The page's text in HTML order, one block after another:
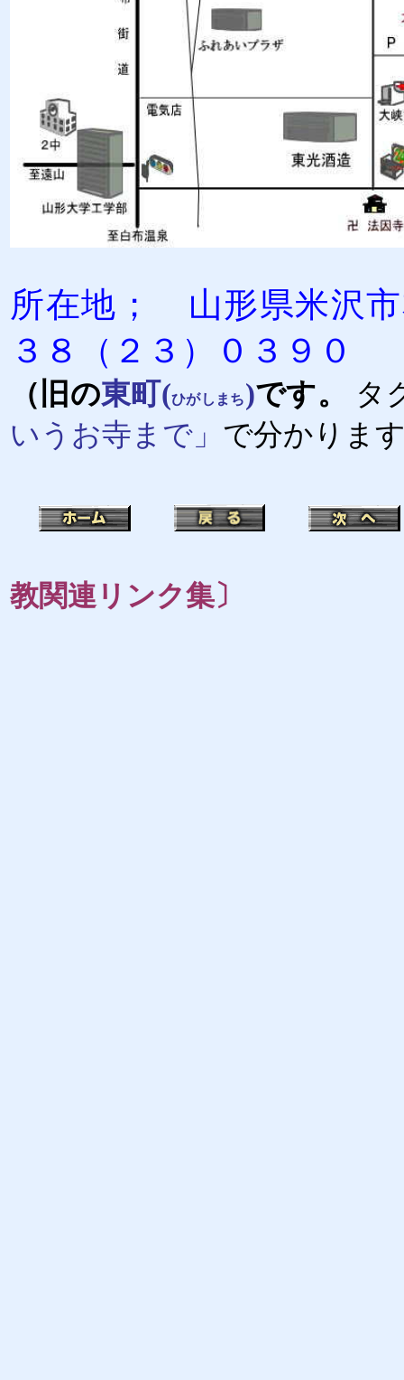
所在地； 山形県米
３８（２３）０３９０
（旧の東町(ひがしまち)です。
タ
いうお寺まで」 で分かりま
教関連リンク集〕